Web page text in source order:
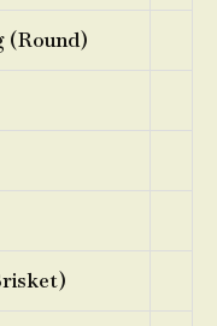
(Round)